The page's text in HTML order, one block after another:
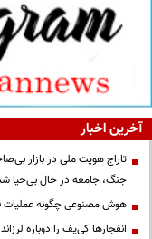
آخرین اخبار
تاراج هویت ملی در بازار
جنگ، جامعه در حال بی‌حیا
هوش مصنوعی چگونه عملیات
انفجارها کی‌یف را دوباره لرزاند